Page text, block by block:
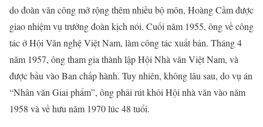
do đoàn văn công mở rộng thêm nhiều bộ môn, Hoàng Cầm được
giao nhiệm vụ trưởng đoàn kịch nói. Cuối năm 1955, ông về công
tác ở Hội Văn nghệ Việt Nam, làm công tác xuất bản. Tháng 4
năm 1957, ông tham gia thành lập Hội Nhà văn Việt Nam, và
được bầu vào Ban chấp hành. Tuy nhiên, không lâu sau, do vụ án
“Nhân văn Giai phẩm”, ông phải rút khỏi Hội nhà văn vào năm
1958 và về hưu năm 1970 lúc 48 tuổi.